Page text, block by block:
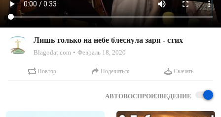
Лишь только на небе блеснула заря - стих
Blagodat.com Февраль 18, 2020
Повтор Поделиться Скачать
АВТОВОСПРОИЗВЕДЕНИЕ